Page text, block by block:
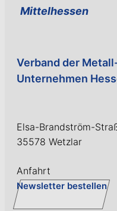
Mittelhessen
Verband der
Unternehmen
Elsa-Brandström-
35578 Wetzlar
Anfahrt
Newsletter bestellen